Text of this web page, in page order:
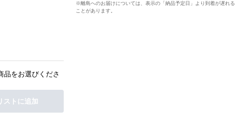
品をお選びくださ
ストに追加
※離島へのお届けについては、表示の「納品予定日」より到着が遅れる
ことがあります。